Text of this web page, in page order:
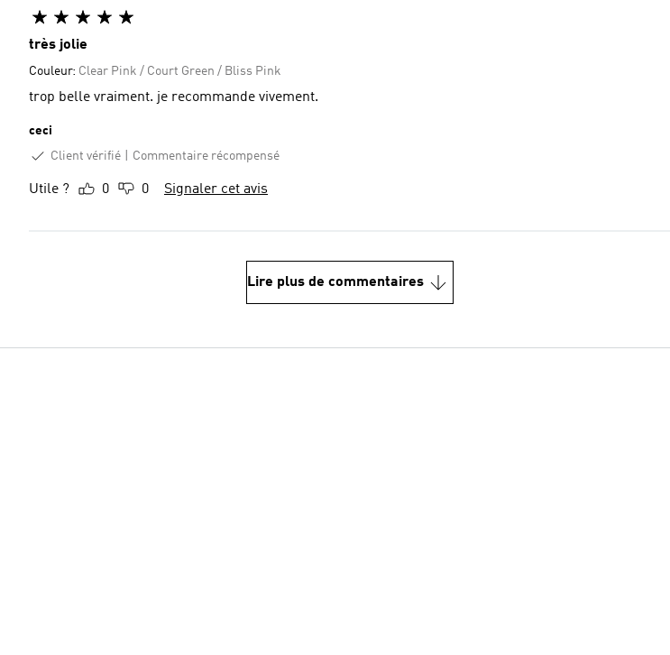
très jolie
Couleur: Clear Pink / Court Green / Bliss Pink
trop belle vraiment. je recommande vivement.
ceci
Client vérifié
Commentaire récompensé
Utile ? 0 0 Signaler cet avis
Lire plus de commentaires